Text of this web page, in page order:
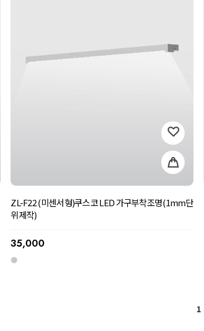
ZL-F22 (미센서형)쿠스코 LED 가구부착조명(1mm단
위제작)
35,000
1